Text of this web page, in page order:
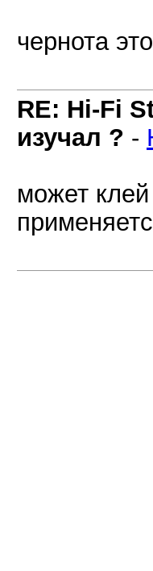
чернота
RE: Hi-Fi
изучал ? -
может